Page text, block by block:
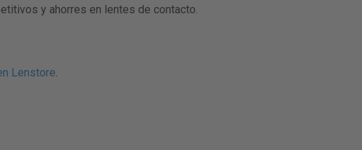
y ahorres en lentes de contacto.
Lenstore.